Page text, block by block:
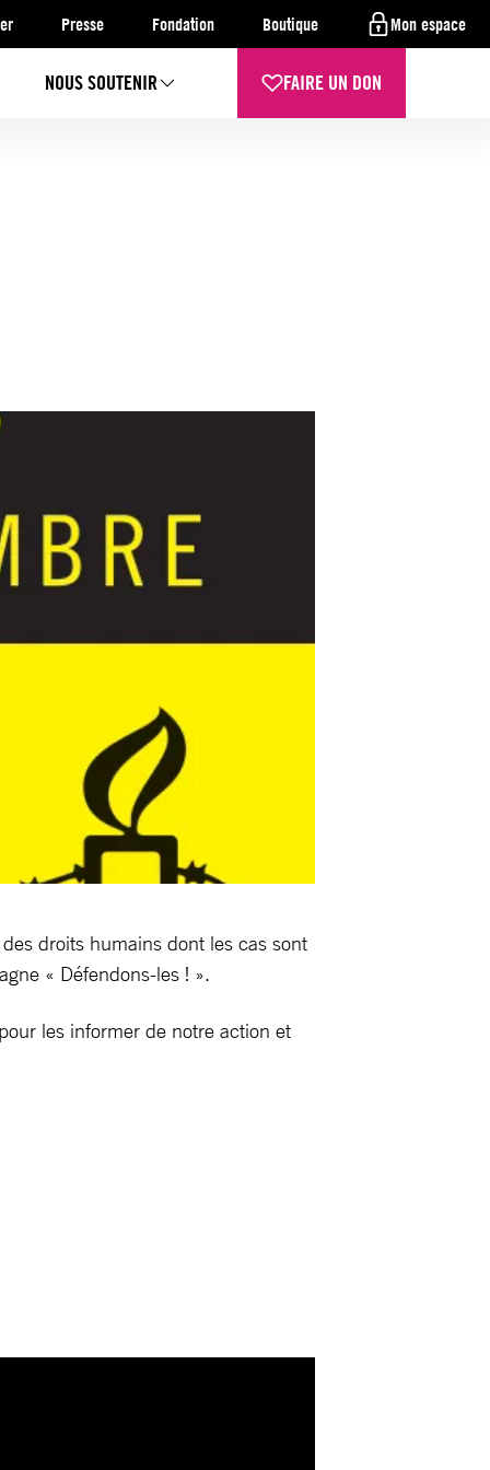
Presse Fondation Boutique Mon espace
NOUS SOUTENIR FAIRE UN DON
droits humains dont les cas sont
« Défendons-les ! ».
les informer de notre action et